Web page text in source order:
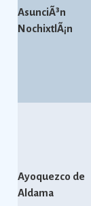
AsunciÃ³n
NochixtlÃ¡n
Ayoquezco de
Aldama